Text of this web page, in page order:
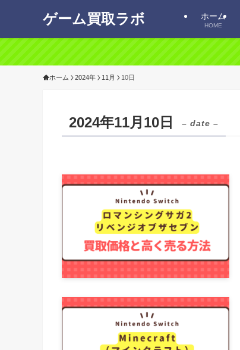
ゲーム買取ラボ ホーム
HOME
ホーム 2024年 11月 10日
2024年11月10日 – date –